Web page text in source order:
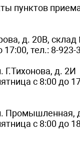
пунктов
д. 20В,
17:00, тел.: 8-923-
Г.Тихонова, д. 2И
с 8:00 до
Промышленная,
с 8:00 до